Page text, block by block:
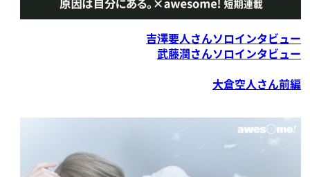
吉澤要人さんソロインタビュー
武藤潤さんソロインタビュー
大倉空人さん前編